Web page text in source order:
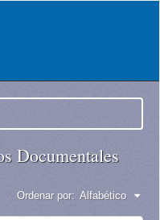
Documentales
Ordenar por: Alfabético